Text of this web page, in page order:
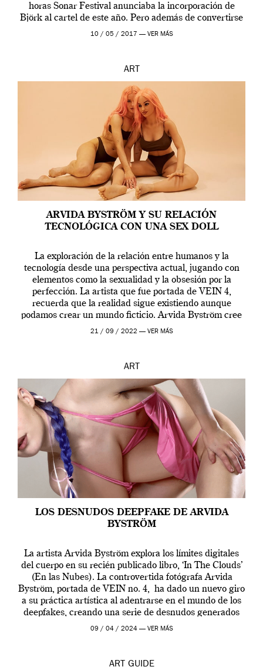
horas Sonar Festival anunciaba la incorporación de
Björk al cartel de este año. Pero además de convertirse
en una de las actuaciones más relevantes […]
10 / 05 / 2017 — VER MÁS
ART
ARVIDA BYSTRÖM Y SU RELACIÓN
TECNOLÓGICA CON UNA SEX DOLL
La exploración de la relación entre humanos y la
tecnología desde una perspectiva actual, jugando con
elementos como la sexualidad y la obsesión por la
perfección. La artista que fue portada de VEIN 4,
recuerda que la realidad sigue existiendo aunque
podamos crear un mundo ficticio. Arvida Byström cree
que los humanos tienen un complejo […]
21 / 09 / 2022 — VER MÁS
ART
LOS DESNUDOS DEEPFAKE DE ARVIDA
BYSTRÖM
La artista Arvida Byström explora los límites digitales
del cuerpo en su recién publicado libro, ‘In The Clouds’
(En las Nubes). La controvertida fotógrafa Arvida
Byström, portada de VEIN no. 4, ha dado un nuevo giro
a su práctica artística al adentrarse en el mundo de los
deepfakes, creando una serie de desnudos generados
por […]
09 / 04 / 2024 — VER MÁS
ART GUIDE